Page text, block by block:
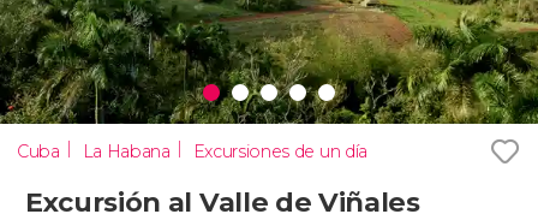
Cuba La Habana Excursiones de un día
Excursión al Valle de Viñales